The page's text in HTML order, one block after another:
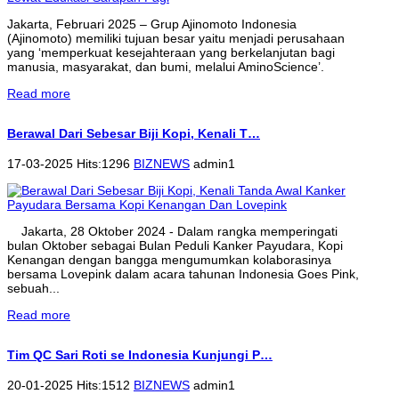
Jakarta, Februari 2025 – Grup Ajinomoto Indonesia
(Ajinomoto) memiliki tujuan besar yaitu menjadi perusahaan
yang ‘memperkuat kesejahteraan yang berkelanjutan bagi
manusia, masyarakat, dan bumi, melalui AminoScience’.
Read more
Berawal Dari Sebesar Biji Kopi, Kenali T…
17-03-2025 Hits:1296 BIZNEWS admin1
Jakarta, 28 Oktober 2024 - Dalam rangka memperingati
bulan Oktober sebagai Bulan Peduli Kanker Payudara, Kopi
Kenangan dengan bangga mengumumkan kolaborasinya
bersama Lovepink dalam acara tahunan Indonesia Goes Pink,
sebuah...
Read more
Tim QC Sari Roti se Indonesia Kunjungi P…
20-01-2025 Hits:1512 BIZNEWS admin1